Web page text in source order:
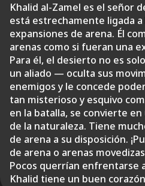
Khalid al-Zamel es el señor
está estrechamente ligada
expansiones de arena. Él
arenas como si fueran una
Para él, el desierto no es
un aliado — oculta sus
enemigos y le concede
tan misterioso y esquivo
en la batalla, se convierte
de la naturaleza. Tiene
de arena a su disposición.
de arena o arenas
Pocos querrían enfrentarse
Khalid tiene un buen